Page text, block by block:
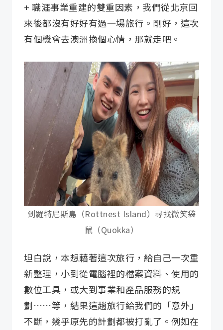
+ 職涯事業重建的雙重因素，我們從北京回
來後都沒有好好有過一場旅行。剛好，這次
有個機會去澳洲換個心情，那就走吧。
到羅特尼斯島（Rottnest Island）尋找微笑袋
鼠（Quokka）
坦白說，本想藉著這次旅行，給自己一次重
新整理，小到從電腦裡的檔案資料、使用的
數位工具，或大到事業和產品服務的規
劃……等，結果這趟旅行給我們的「意外」
不斷，幾乎原先的計劃都被打亂了。例如在